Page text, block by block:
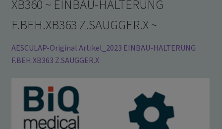
XB360 ~ EINBAU-HALTERUNG
F.BEH.XB363 Z.SAUGGER.X ~
AESCULAP-Original Artikel_2023 EINBAU-HALTERUNG
F.BEH.XB363 Z.SAUGGER.X